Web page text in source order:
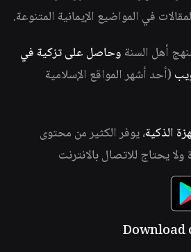
في المواضيع الإيمانية المتنوعة.
أهل السنة وحاصل على تزكية في
(أحد أشهر المواقع الإسلامية
الذكية، يوفر الكثير من محتوى
يحتاج للاتصال بالانترنت